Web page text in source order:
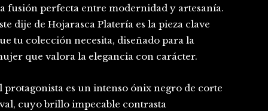
era:
$67.000.
es:
$59.000.
fusión perfecta entre modernidad y artesanía.
dije de Hojarasca Platería es la pieza clave
tu colección necesita, diseñado para la
que valora la elegancia con carácter.
protagonista es un intenso ónix negro de corte
cuyo brillo impecable contrasta